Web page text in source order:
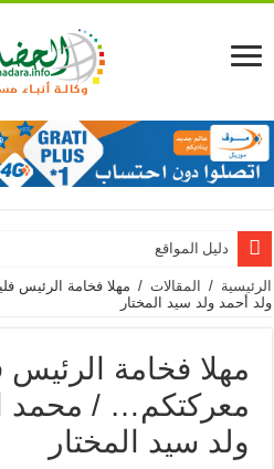
دليل المواقع
الرئيسية / المقالات / مهلا فخامة الرئيس
ولد أحمد ولد سيد المختار
مهلا فخامة
معركتكم… / محمد
ولد سيد المختار